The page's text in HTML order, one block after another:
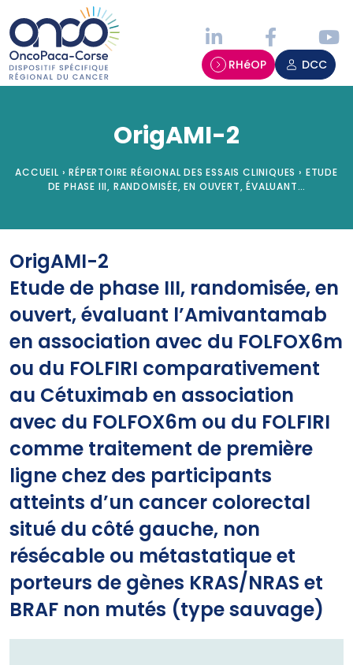
RHéOP DCC
OrigAMI-2
ACCUEIL › RÉPERTOIRE RÉGIONAL DES ESSAIS CLINIQUES › ETUDE
DE PHASE III, RANDOMISÉE, EN OUVERT, ÉVALUANT…
OrigAMI-2
Etude de phase III, randomisée, en
ouvert, évaluant l’Amivantamab
en association avec du FOLFOX6m
ou du FOLFIRI comparativement
au Cétuximab en association
avec du FOLFOX6m ou du FOLFIRI
comme traitement de première
ligne chez des participants
atteints d’un cancer colorectal
situé du côté gauche, non
résécable ou métastatique et
porteurs de gènes KRAS/NRAS et
BRAF non mutés (type sauvage)
Panneau de gestion des cookies